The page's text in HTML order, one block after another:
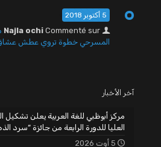
5 أكتوبر 2018
Najla ochi Commenté sur
المسرحي خطوة تروي عطش عشاق
آخر الأخبار
مركز أبوظبي للغة العربية يعلن تشكيل
العليا للدورة الرابعة من جائزة “سرد
5 أوت 2026